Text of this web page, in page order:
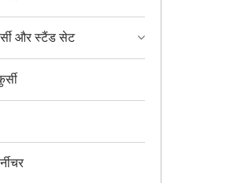
और स्टैंड सेट